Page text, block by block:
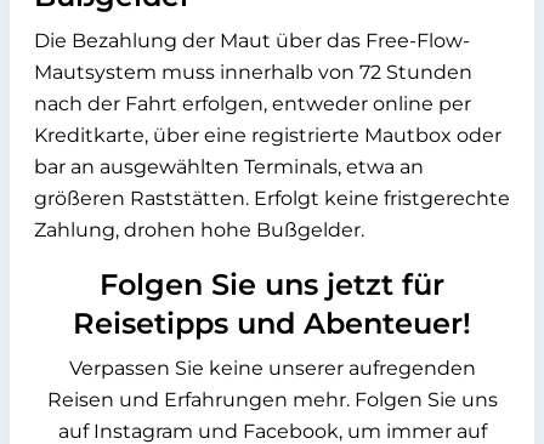
Die Bezahlung der Maut über das Free-Flow-
Mautsystem muss innerhalb von 72 Stunden
nach der Fahrt erfolgen, entweder online per
Kreditkarte, über eine registrierte Mautbox oder
bar an ausgewählten Terminals, etwa an
größeren Raststätten. Erfolgt keine fristgerechte
Zahlung, drohen hohe Bußgelder.
Folgen Sie uns jetzt für
Reisetipps und Abenteuer!
Verpassen Sie keine unserer aufregenden
Reisen und Erfahrungen mehr. Folgen Sie uns
auf Instagram und Facebook, um immer auf